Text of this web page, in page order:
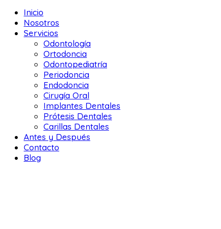
Inicio
Nosotros
Servicios
Odontología
Ortodoncia
Odontopediatría
Periodoncia
Endodoncia
Cirugía Oral
Implantes Dentales
Prótesis Dentales
Carillas Dentales
Antes y Después
Contacto
Blog